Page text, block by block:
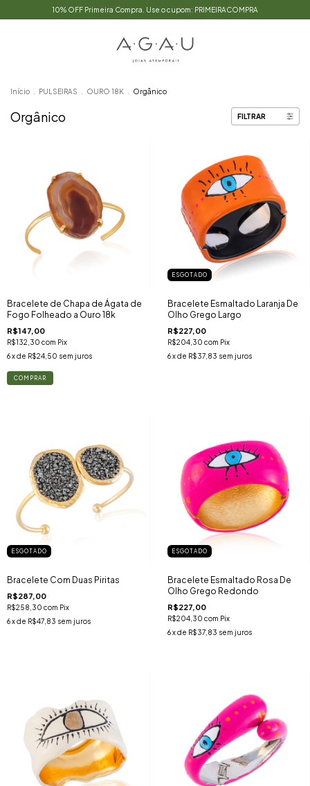
10% OFF Primeira Compra. Use o cupom: PRIMEIRACOMPRA
Início PULSEIRAS OURO 18K Orgânico
Orgânico FILTRAR
Bracelete de Chapa de Ágata de
Fogo Folheado a Ouro 18k
R$147,00
R$132,30 com Pix
6x de R$24,50 sem juros
ESGOTADO
Bracelete Esmaltado Laranja De
Olho Grego Largo
R$227,00
R$204,30 com Pix
6 x de R$37,83 sem juros
ESGOTADO
Bracelete Com Duas Piritas
R$287,00
R$258,30 com Pix
6x de R$47,83 sem juros
ESGOTADO
Bracelete Esmaltado Rosa De
Olho Grego Redondo
R$227,00
R$204,30 com Pix
6 x de R$37,83 sem juros